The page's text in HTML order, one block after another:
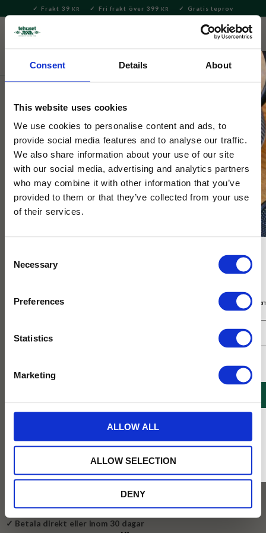
Consent Details About
This website uses cookies
We use cookies to personalise content and ads, to
provide social media features and to analyse our traffic.
We also share information about your use of our site
with our social media, advertising and analytics partners
who may combine it with other information that you’ve
provided to them or that they’ve collected from your use
of their services.
Selection
Necessary
Preferences
Statistics
Marketing
ALLOW ALL
ALLOW SELECTION
DENY
Meny
Frakt 39 KR Fri frakt över 399 KR Gratis teprov
Säsong Jul Julkaffe
Tehuset Java
Julkaffe Mumma Bryggkaffe 250g
Julkaffe Mumma är ett lätt mörkrostat kaffe smaksatt med
apelsin, kanel och kardemumma.
✓ Fri frakt över 399 kr
✓ Betala direkt eller inom 30 dagar
Slutsåld - åter nästa säsong
Få 10% rabatt på ditt första köp på nätet och ta del av erbjudanden året
* Rabatten gäller endast online på Tehusetjava.se. Rabatten fungerar endast på